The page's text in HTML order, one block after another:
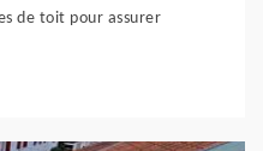
de toit pour assurer